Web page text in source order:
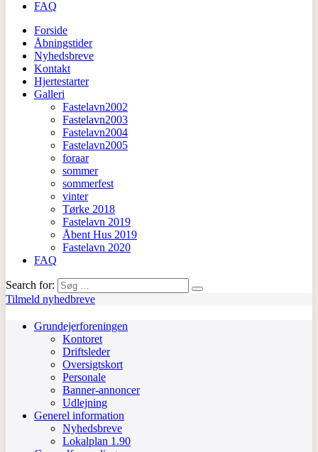
FAQ
Forside
Åbningstider
Nyhedsbreve
Kontakt
Hjertestarter
Galleri
Fastelavn2002
Fastelavn2003
Fastelavn2004
Fastelavn2005
foraar
sommer
sommerfest
vinter
Tørke 2018
Fastelavn 2019
Åbent Hus 2019
Fastelavn 2020
FAQ
Search for:
Tilmeld nyhedbreve
Grundejerforeningen
Kontoret
Driftsleder
Oversigtskort
Personale
Banner-annoncer
Udlejning
Generel information
Nyhedsbreve
Lokalplan 1.90